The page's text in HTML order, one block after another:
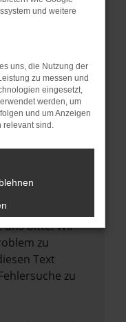
zu beheben.
und dein
Stand
nur ein
nicht
Schritte
uns bitte. Wir
zu
Text
zu
und weitere
uns, die Nutzung der
zu messen und
eingesetzt,
werden, um
und um Anzeigen
relevant sind.